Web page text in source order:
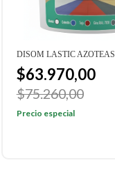
DISOM LASTIC AZOTEAS
$63.970,00
$75.260,00
Precio especial